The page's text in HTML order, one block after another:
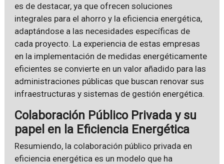
es de destacar, ya que ofrecen soluciones
integrales para el ahorro y la eficiencia energética,
adaptándose a las necesidades específicas de
cada proyecto. La experiencia de estas empresas
en la implementación de medidas energéticamente
eficientes se convierte en un valor añadido para las
administraciones públicas que buscan renovar sus
infraestructuras y sistemas de gestión energética.
Colaboración Público Privada y su
papel en la Eficiencia Energética
Resumiendo, la colaboración público privada en
eficiencia energética es un modelo que ha